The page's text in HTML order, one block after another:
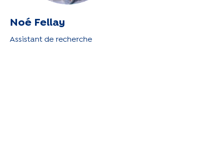
Noé Fellay
Assistant de recherche